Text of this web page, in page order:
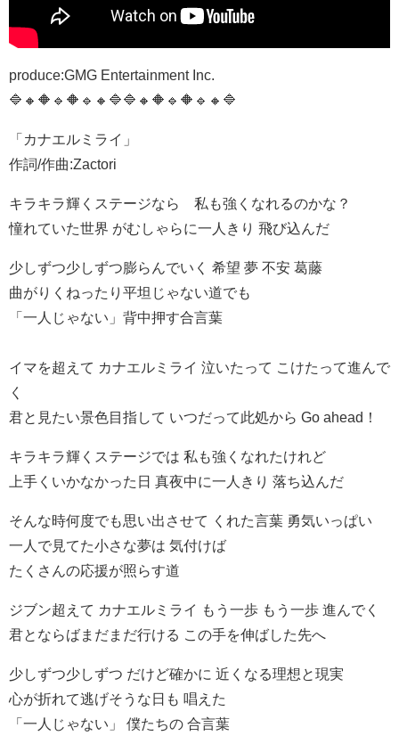
produce:GMG Entertainment Inc.
🔷🔸🔶🔹🔶🔹🔸🔷🔷🔸🔶🔹🔶🔹🔸🔷
「カナエルミライ」
作詞/作曲:Zactori
キラキラ輝くステージなら 私も強くなれるのかな？
憧れていた世界 がむしゃらに一人きり 飛び込んだ
少しずつ少しずつ膨らんでいく 希望 夢 不安 葛藤
曲がりくねったり平坦じゃない道でも
「一人じゃない」背中押す合言葉
イマを超えて カナエルミライ 泣いたって こけたって進んで
く
君と見たい景色目指して いつだって此処から Go ahead！
キラキラ輝くステージでは 私も強くなれたけれど
上手くいかなかった日 真夜中に一人きり 落ち込んだ
そんな時何度でも思い出させて くれた言葉 勇気いっぱい
一人で見てた小さな夢は 気付けば
たくさんの応援が照らす道
ジブン超えて カナエルミライ もう一歩 もう一歩 進んでく
君とならばまだまだ行ける この手を伸ばした先へ
少しずつ少しずつ だけど確かに 近くなる理想と現実
心が折れて逃げそうな日も 唱えた
「一人じゃない」 僕たちの 合言葉